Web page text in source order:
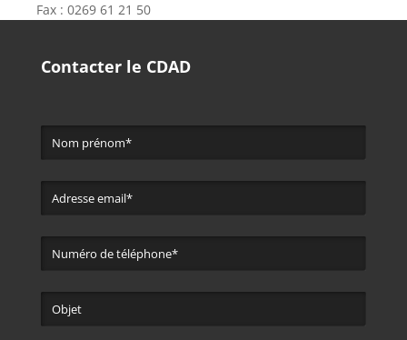
Fax : 0269 61 21 50
Contacter le CDAD